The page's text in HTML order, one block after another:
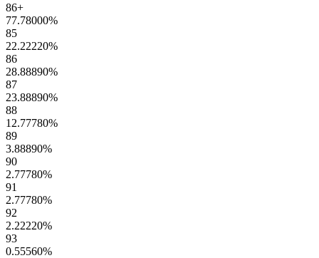
86+
77.78000%
85
22.22220%
86
28.88890%
87
23.88890%
88
12.77780%
89
3.88890%
90
2.77780%
91
2.77780%
92
2.22220%
93
0.55560%